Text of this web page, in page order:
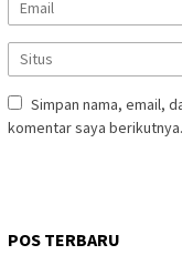
Simpan nama, email,
komentar saya berikutnya.
POS TERBARU